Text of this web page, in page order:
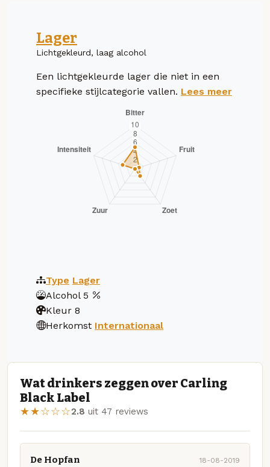
Lager
Lichtgekleurd, laag alcohol
Een lichtgekleurde lager die niet in een
specifieke stijlcategorie vallen. Lees meer
Type Lager
Alcohol 5
Kleur 8
Herkomst Internationaal
Wat drinkers zeggen over Carling
Black Label
★★☆☆☆2.8 uit 47 reviews
De Hopfan 18-08-2019